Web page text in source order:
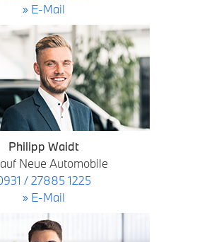
» E-Mail
Philipp Waidt
Neue Automobile
/ 27885 1225
» E-Mail